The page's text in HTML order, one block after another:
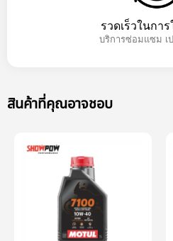
รวดเร็วในกา
บริการซ่อมแซม เ
สินค้าที่คุณอาจชอบ